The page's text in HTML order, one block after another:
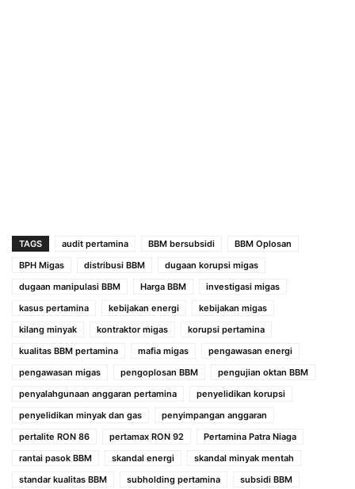
TAGS audit pertamina BBM bersubsidi
BBM Oplosan
BPH Migas
distribusi BBM
dugaan korupsi migas
dugaan manipulasi BBM
Harga BBM
investigasi migas
kasus pertamina
kebijakan energi
kebijakan migas
kilang minyak
kontraktor migas
korupsi pertamina
kualitas BBM pertamina
mafia migas
pengawasan energi
pengawasan migas
pengoplosan BBM
pengujian oktan BBM
penyalahgunaan anggaran pertamina
penyelidikan korupsi
penyelidikan minyak dan gas
penyimpangan anggaran
pertalite RON 86
pertamax RON 92
Pertamina Patra Niaga
rantai pasok BBM
skandal energi
skandal minyak mentah
standar kualitas BBM
subholding pertamina
subsidi BBM